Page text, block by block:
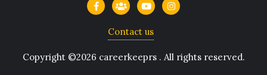
Contact us
Copyright ©2026 careerkeeprs . All rights reserved.